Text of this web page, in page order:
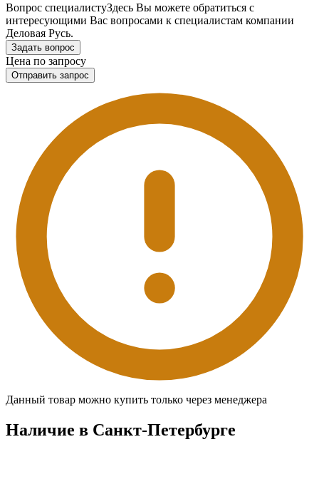
Вопрос специалистуЗдесь Вы можете обратиться с
интересующими Вас вопросами к специалистам компании
Деловая Русь.
Задать вопрос
Цена по запросу
Отправить запрос
Данный товар можно купить только через менеджера
Наличие в Санкт-Петербургe